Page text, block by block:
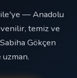
— Anadolu
temiz ve
Gökçen